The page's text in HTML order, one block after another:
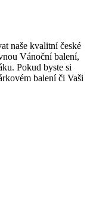
naše kvalitní české
Vánoční balení,
Pokud byste si
balení či Vaši